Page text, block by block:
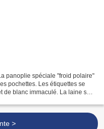
panoplie spéciale "froid polaire"
pochettes. Les étiquettes se
de blanc immaculé. La laine se
>